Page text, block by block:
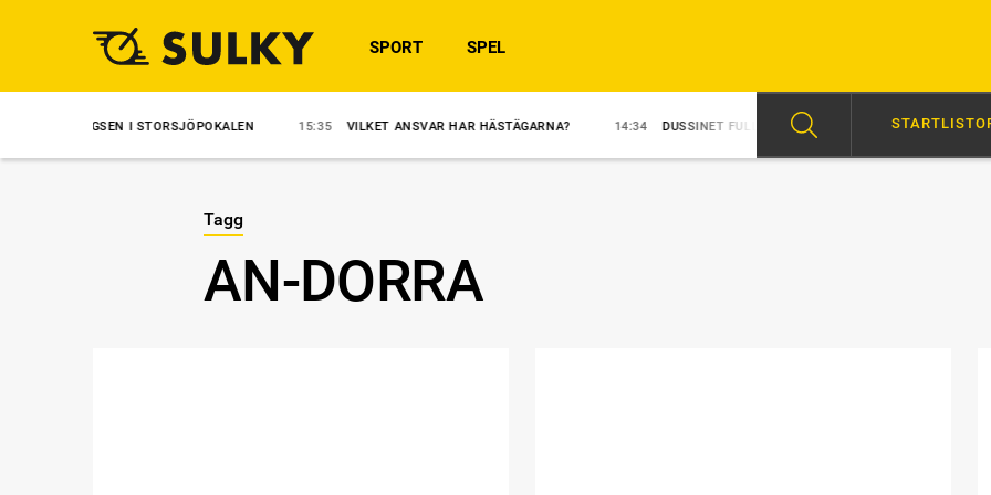
SPORT SPEL
I STORSJÖPOKALEN 15:35 VILKET ANSVAR HAR HÄSTÄGARNA? 14:34 DUSSINET FULLT FÖR IVANOV 12:30 HAMBLETONIAN:
Tagg
AN-DORRA